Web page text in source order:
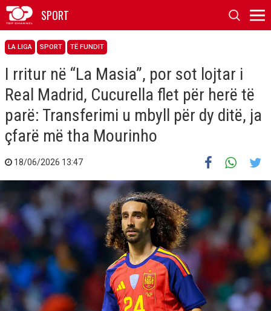
SPORT
LA LIGA SPORT TË FUNDIT
I rritur në “La Masia”, por sot lojtar i
Real Madrid, Cucurella flet për herë të
parë: Transferimi u mbyll për dy ditë, ja
çfarë më tha Mourinho
18/06/2026 13:47